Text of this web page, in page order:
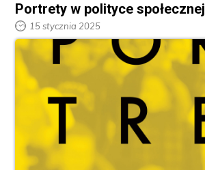
Portrety w polityce społecznej
15 stycznia 2025